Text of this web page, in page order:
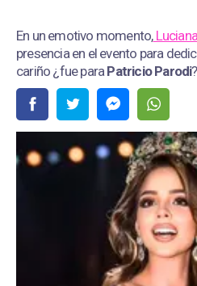
En un emotivo momento,
presencia en el evento para
cariño ¿fue para Patricio Parodi